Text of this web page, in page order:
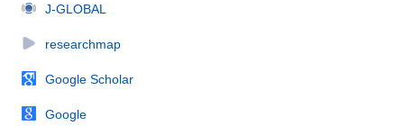
J-GLOBAL
researchmap
Google Scholar
Google